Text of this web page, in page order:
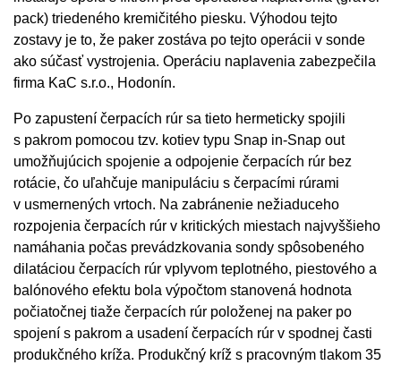
pack) triedeného kremičitého piesku. Výhodou tejto
zostavy je to, že paker zostáva po tejto operácii v sonde
ako súčasť vystrojenia. Operáciu naplavenia zabezpečila
firma KaC s.r.o., Hodonín.
Po zapustení čerpacích rúr sa tieto hermeticky spojili
s pakrom pomocou tzv. kotiev typu Snap in-Snap out
umožňujúcich spojenie a odpojenie čerpacích rúr bez
rotácie, čo uľahčuje manipuláciu s čerpacími rúrami
v usmernených vrtoch. Na zabránenie nežiaduceho
rozpojenia čerpacích rúr v kritických miestach najvyššieho
namáhania počas prevádzkovania sondy spôsobeného
dilatáciou čerpacích rúr vplyvom teplotného, piestového a
balónového efektu bola výpočtom stanovená hodnota
počiatočnej tiaže čerpacích rúr položenej na paker po
spojení s pakrom a usadení čerpacích rúr v spodnej časti
produkčného kríža. Produkčný kríž s pracovným tlakom 35